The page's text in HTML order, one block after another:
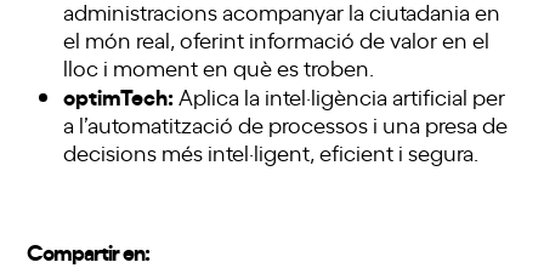
administracions acompanyar la ciutadania en
el món real, oferint informació de valor en el
lloc i moment en què es troben.
optimTech:Aplica la intel·ligència artificial per
a l’automatització de processos i una presa de
decisions més intel·ligent, eficient i segura.
Compartir en: